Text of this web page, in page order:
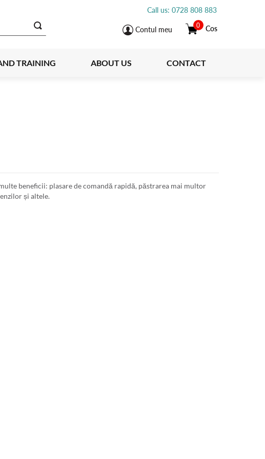
Cos
0
Contul meu
Call us: 0728 808 883
TRAINING ABOUT US CONTACT
beneficii: plasare de comandă rapidă, păstrarea mai multor
și altele.